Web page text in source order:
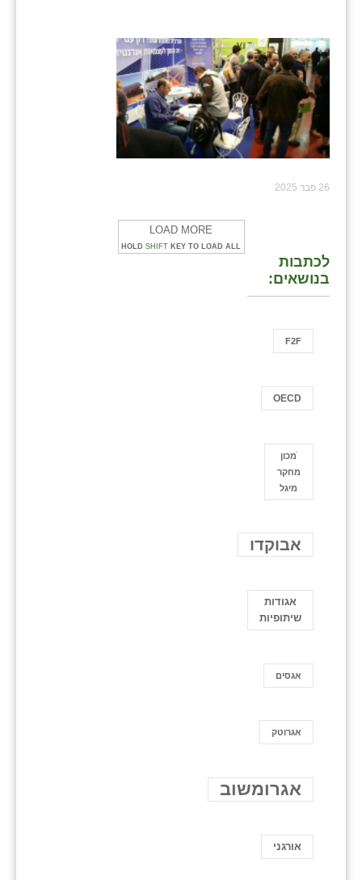
26 פבר 2025
LOAD MORE
HOLD SHIFT KEY TO LOAD ALL
לכתבות
בנושאים:
F2F
OECD
ֿמכון
מחקר
מיגל
אבוקדו
אגודות
שיתופיות
אגסים
אגרוטק
אגרומשוב
אורגני